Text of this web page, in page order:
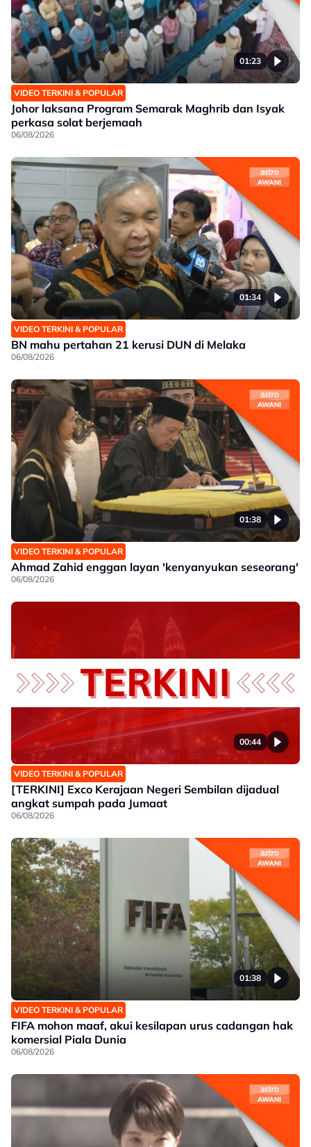
01:23
VIDEO TERKINI & POPULAR
Johor laksana Program Semarak Maghrib dan Isyak
perkasa solat berjemaah
06/08/2026
01:34
VIDEO TERKINI & POPULAR
BN mahu pertahan 21 kerusi DUN di Melaka
06/08/2026
01:38
VIDEO TERKINI & POPULAR
Ahmad Zahid enggan layan 'kenyanyukan seseorang'
06/08/2026
00:44
VIDEO TERKINI & POPULAR
[TERKINI] Exco Kerajaan Negeri Sembilan dijadual
angkat sumpah pada Jumaat
06/08/2026
01:38
VIDEO TERKINI & POPULAR
FIFA mohon maaf, akui kesilapan urus cadangan hak
komersial Piala Dunia
06/08/2026